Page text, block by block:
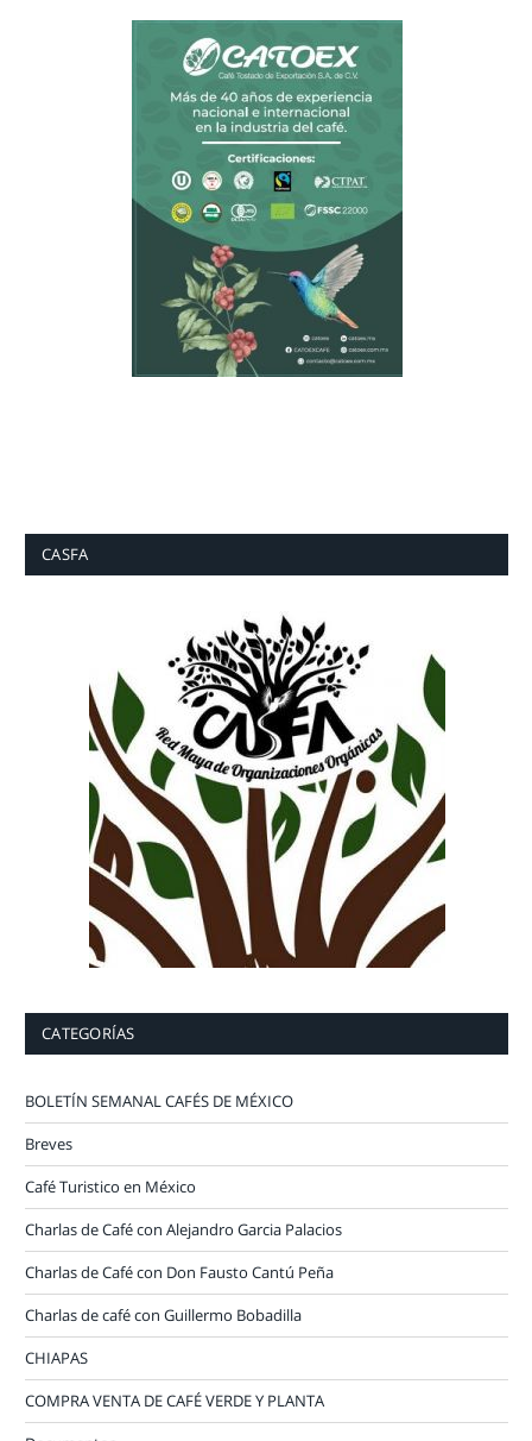
CASFA
CATEGORÍAS
BOLETÍN SEMANAL CAFÉS DE MÉXICO
Breves
Café Turistico en México
Charlas de Café con Alejandro Garcia Palacios
Charlas de Café con Don Fausto Cantú Peña
Charlas de café con Guillermo Bobadilla
CHIAPAS
COMPRA VENTA DE CAFÉ VERDE Y PLANTA